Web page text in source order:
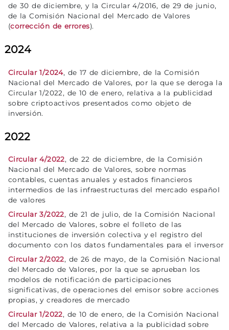
de 30 de diciembre, y la Circular 4/2016, de 29 de junio,
de la Comisión Nacional del Mercado de Valores
(corrección de errores).
2024
Circular 1/2024, de 17 de diciembre, de la Comisión
Nacional del Mercado de Valores, por la que se deroga la
Circular 1/2022, de 10 de enero, relativa a la publicidad
sobre criptoactivos presentados como objeto de
inversión.
2022
Circular 4/2022, de 22 de diciembre, de la Comisión
Nacional del Mercado de Valores, sobre normas
contables, cuentas anuales y estados financieros
intermedios de las infraestructuras del mercado español
de valores
Circular 3/2022, de 21 de julio, de la Comisión Nacional
del Mercado de Valores, sobre el folleto de las
instituciones de inversión colectiva y el registro del
documento con los datos fundamentales para el inversor
Circular 2/2022, de 26 de mayo, de la Comisión Nacional
del Mercado de Valores, por la que se aprueban los
modelos de notificación de participaciones
significativas, de operaciones del emisor sobre acciones
propias, y creadores de mercado
Circular 1/2022, de 10 de enero, de la Comisión Nacional
del Mercado de Valores, relativa a la publicidad sobre